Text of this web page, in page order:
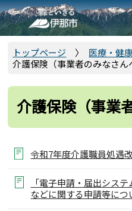
こ
の
ペ
で
トップページ 医療・健
介護保険（事業者のみなさん
介護保険（事業
令和7年度介護職員処遇
「電子申請・届出シス
などに関する申請等につ